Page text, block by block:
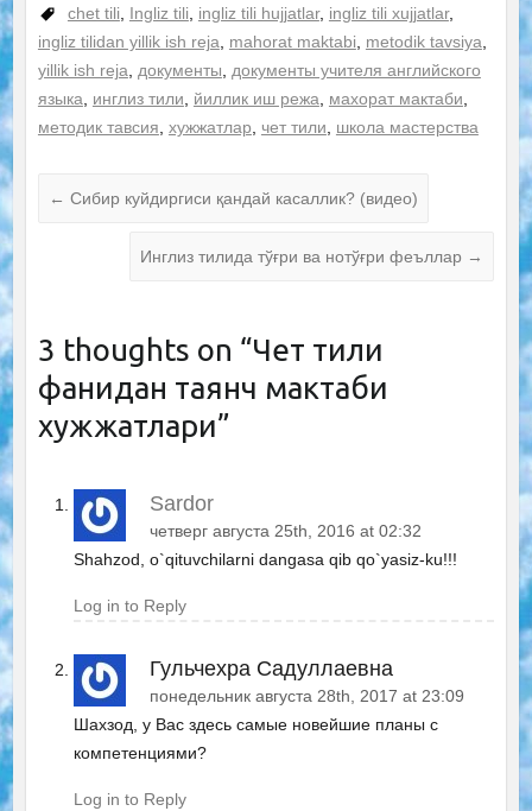
chet tili Ingliz tili ingliz tili hujjatlar, ingliz tili xujjatlar,
ingliz tilidan yillik ish reja
mahorat maktabi metodik tavsiya
yillik ish reja
документы
документы учителя английского
языка
инглиз тили йиллик иш режа махорат мактаби
методик тавсия хужжатлар чет тили школа мастерства
← Сибир куйдиргиси қандай касаллик? (видео)
Инглиз тилида тўғри ва нотўғри феъллар →
3 thoughts on “Чет тили
фанидан таянч мактаби
хужжатлари”
Sardor
четверг августа 25th, 2016 at 02:32
Shahzod, o`qituvchilarni dangasa qib qo`yasiz-ku!!!
Log in to Reply
Гульчехра Садуллаевна
понедельник августа 28th, 2017 at 23:09
Шахзод, у Вас здесь самые новейшие планы с
компетенциями?
Log in to Reply